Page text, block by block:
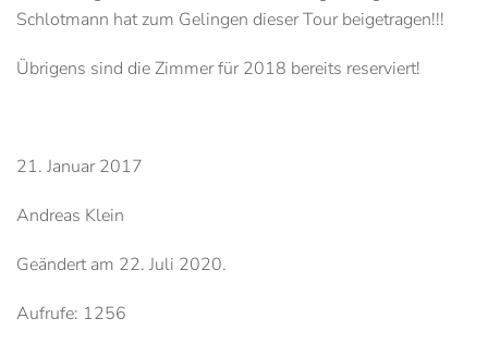
Schlotmann hat zum Gelingen dieser Tour beigetragen!!!
Übrigens sind die Zimmer für 2018 bereits reserviert!
21. Januar 2017
Andreas Klein
Geändert am 22. Juli 2020.
Aufrufe: 1256